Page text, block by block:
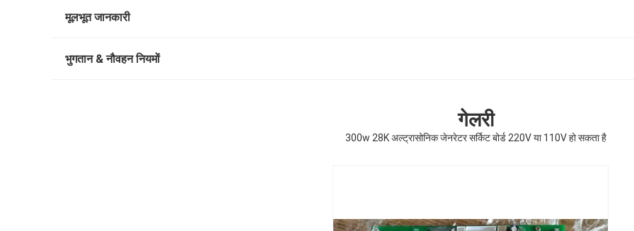
मूलभूत जानकारी
भुगतान & नौवहन नियमों
गेलरी
300w 28K अल्ट्रासोनिक जेनरेटर सर्किट बोर्ड 220V या 110V हो सकता है